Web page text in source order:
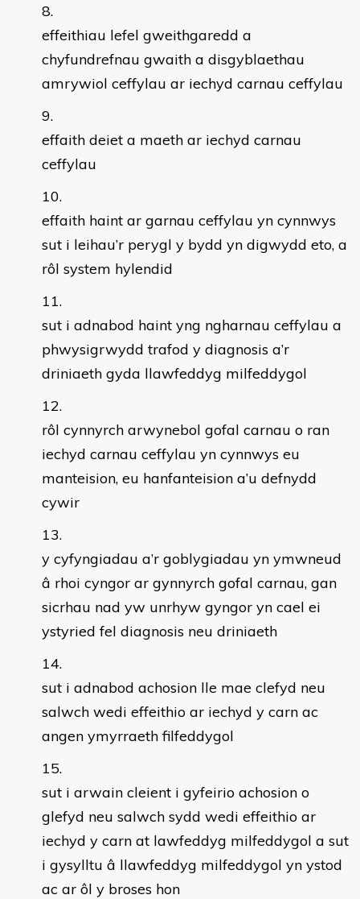
effeithiau lefel gweithgaredd a
chyfundrefnau gwaith a disgyblaethau
amrywiol ceffylau ar iechyd carnau ceffylau
effaith deiet a maeth ar iechyd carnau
ceffylau
effaith haint ar garnau ceffylau yn cynnwys
sut i leihau’r perygl y bydd yn digwydd eto, a
rôl system hylendid
sut i adnabod haint yng ngharnau ceffylau a
phwysigrwydd trafod y diagnosis a’r
driniaeth gyda llawfeddyg milfeddygol
rôl cynnyrch arwynebol gofal carnau o ran
iechyd carnau ceffylau yn cynnwys eu
manteision, eu hanfanteision a’u defnydd
cywir
y cyfyngiadau a’r goblygiadau yn ymwneud
â rhoi cyngor ar gynnyrch gofal carnau, gan
sicrhau nad yw unrhyw gyngor yn cael ei
ystyried fel diagnosis neu driniaeth
sut i adnabod achosion lle mae clefyd neu
salwch wedi effeithio ar iechyd y carn ac
angen ymyrraeth filfeddygol
sut i arwain cleient i gyfeirio achosion o
glefyd neu salwch sydd wedi effeithio ar
iechyd y carn at lawfeddyg milfeddygol a sut
i gysylltu â llawfeddyg milfeddygol yn ystod
ac ar ôl y broses hon